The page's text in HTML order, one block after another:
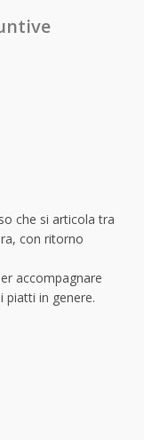
che si articola tra
con ritorno
accompagnare
piatti in genere.